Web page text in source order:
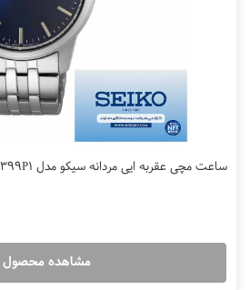
ساعت مچی عقربه ایی مردانه سیکو مدل SUR399P1
مشاهده محصول